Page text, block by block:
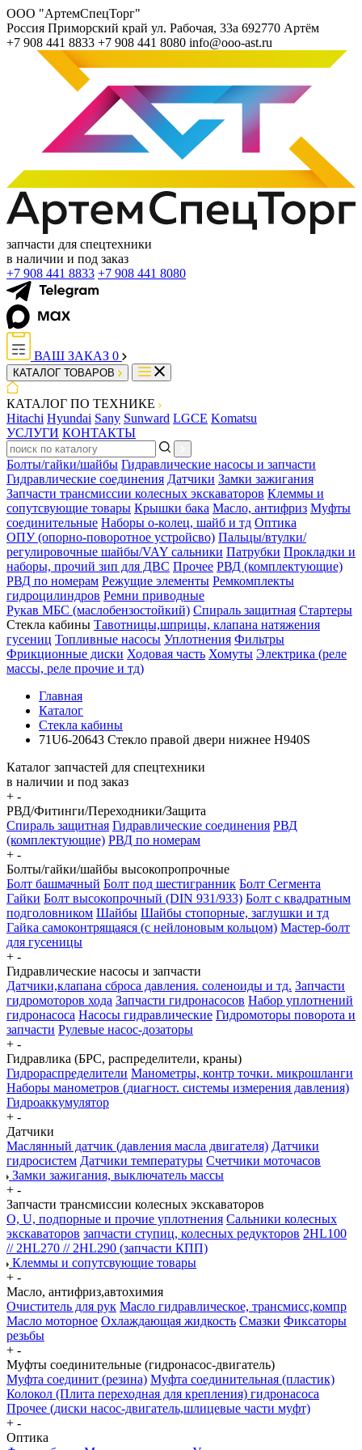
ООО "АртемСпецТорг"
Россия Приморский край ул. Рабочая, 33а 692770 Артём
+7 908 441 8833 +7 908 441 8080 info@ooo-ast.ru
запчасти для спецтехники
в наличии и под заказ
+7 908 441 8833 +7 908 441 8080
ВАШ ЗАКАЗ 0
КАТАЛОГ ТОВАРОВ
КАТАЛОГ ПО ТЕХНИКЕ
Hitachi Hyundai Sany Sunward LGCE Komatsu
УСЛУГИ КОНТАКТЫ
Болты/гайки/шайбы Гидравлические насосы и запчасти
Гидравлические соединения Датчики Замки зажигания
Запчасти трансмиссии колесных экскаваторов Клеммы и
сопутсвующие товары Крышки бака Масло, антифриз Муфты
соединительные Наборы о-колец, шайб и тд Оптика
ОПУ (опорно-поворотное устройсво) Пальцы/втулки/
регулировочные шайбы/VAY сальники Патрубки Прокладки и
наборы, прочий зип для ДВС Прочее РВД (комплектующие)
РВД по номерам Режущие элементы Ремкомплекты
гидроцилиндров Ремни приводные
Рукав МБС (маслобензостойкий) Спираль защитная Стартеры
Стекла кабины Тавотницы,шприцы, клапана натяжения
гусениц Топливные насосы Уплотнения Фильтры
Фрикционные диски Ходовая часть Хомуты Электрика (реле
массы, реле прочие и тд)
Главная
Каталог
Стекла кабины
71U6-20643 Стекло правой двери нижнее H940S
Каталог запчастей для спецтехники
в наличии и под заказ
+ -
РВД/Фитинги/Переходники/Защита
Спираль защитная Гидравлические соединения РВД
(комплектующие) РВД по номерам
+ -
Болты/гайки/шайбы высокопропрочные
Болт башмачный Болт под шестигранник Болт Сегмента
Гайки Болт высокопрочный (DIN 931/933) Болт с квадратным
подголовником Шайбы Шайбы стопорные, заглушки и тд
Гайка самоконтрящаяся (с нейлоновым кольцом) Мастер-болт
для гусеницы
+ -
Гидравлические насосы и запчасти
Датчики,клапана сброса давления. соленоиды и тд. Запчасти
гидромоторов хода Запчасти гидронасосов Набор уплотнений
гидронасоса Насосы гидравлические Гидромоторы поворота и
запчасти Рулевые насос-дозаторы
+ -
Гидравлика (БРС, распределители, краны)
Гидрораспределители Манометры, контр точки. микрошланги
Наборы манометров (диагност. системы измерения давления)
Гидроаккумулятор
+ -
Датчики
Маслянный датчик (давления масла двигателя) Датчики
гидросистем Датчики температуры Счетчики моточасов
Замки зажигания, выключатель массы
+ -
Запчасти трансмиссии колесных экскаваторов
О, U, подпорные и прочие уплотнения Сальники колесных
экскаваторов запчасти ступиц, колесных редукторов 2HL100
// 2HL270 // 2HL290 (запчасти КПП)
Клеммы и сопутсвующие товары
+ -
Масло, антифриз,автохимия
Очиститель для рук Масло гидравлическое, трансмисс,компр
Масло моторное Охлаждающая жидкость Смазки Фиксаторы
резьбы
+ -
Муфты соединительные (гидронасос-двигатель)
Муфта соединит (резина) Муфта соединительная (пластик)
Колокол (Плита переходная для крепления) гидронасоса
Прочее (диски насос-двигатель,шлицевые части муфт)
+ -
Оптика